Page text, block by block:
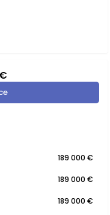
€
189 000 €
189 000 €
189 000 €